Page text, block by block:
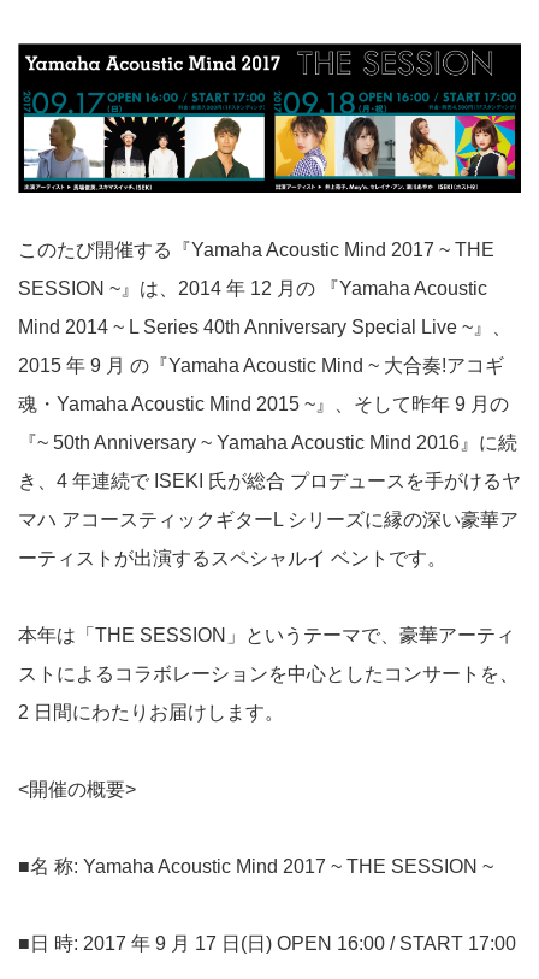
このたび開催する『Yamaha Acoustic Mind 2017 ~ THE
SESSION ~』は、2014 年 12 月の 『Yamaha Acoustic
Mind 2014 ~ L Series 40th Anniversary Special Live ~』、
2015 年 9 月 の『Yamaha Acoustic Mind ~ 大合奏!アコギ
魂・Yamaha Acoustic Mind 2015 ~』、そして昨年 9 月の
『~ 50th Anniversary ~ Yamaha Acoustic Mind 2016』に続
き、4 年連続で ISEKI 氏が総合 プロデュースを手がけるヤ
マハ アコースティックギターL シリーズに縁の深い豪華ア
ーティストが出演するスペシャルイ ベントです。
本年は「THE SESSION」というテーマで、豪華アーティ
ストによるコラボレーションを中心としたコンサートを、
2 日間にわたりお届けします。
<開催の概要>
■名 称: Yamaha Acoustic Mind 2017 ~ THE SESSION ~
■日 時: 2017 年 9 月 17 日(日) OPEN 16:00 / START 17:00